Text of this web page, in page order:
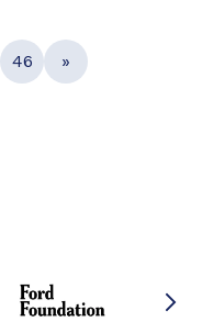
46 »